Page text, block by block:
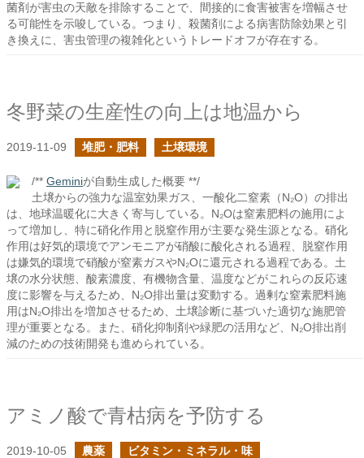
菌剤が害虫の天敵を排除することで、間接的に食害被害を増幅させ
る可能性を示唆している。つまり、殺菌剤による病害防除効果と引
き換えに、害虫管理の複雑化というトレードオフが存在する。
冬野菜の生産性の向上は地温から
2019-11-09 堆肥・肥料 土壌環境
/** Geminiが自動生成した概要 **/
土壌からの強力な温室効果ガス、一酸化二窒素（N₂O）の排出
は、地球温暖化に大きく寄与している。N₂Oは窒素肥料の施用によ
って増加し、特に硝化作用と脱窒作用が主要な発生源となる。硝化
作用は好気的環境でアンモニアが硝酸に酸化される過程、脱窒作用
は嫌気的環境で硝酸が窒素ガスやN₂Oに還元される過程である。土
壌の水分状態、酸素濃度、有機物含量、温度などがこれらの反応速
度に影響を与えるため、N₂O排出量は変動する。過剰な窒素肥料施
用はN₂O排出を増加させるため、土壌診断に基づいた適切な施肥管
理が重要となる。また、硝化抑制剤や緑肥の活用など、N₂O排出削
減のための技術開発も進められている。
アミノ酸で青枯病を予防する
2019-10-05 農薬 ビタミン・ミネラル・味